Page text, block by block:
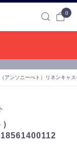
0
アンソニーぺト） リネンキャ